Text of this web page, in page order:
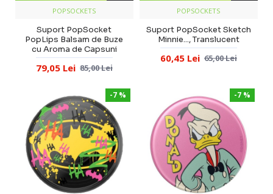
POPSOCKETS
Suport PopSocket
PopLips Balsam de Buze
cu Aroma de Capsuni
79,05 Lei 85,00 Lei
POPSOCKETS
Suport PopSocket Sketch
Minnie..., Translucent
60,45 Lei 65,00 Lei
-7 % -7 %